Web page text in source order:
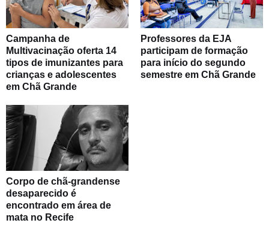
Campanha de
Multivacinação oferta 14
tipos de imunizantes para
crianças e adolescentes
em Chã Grande
Professores da EJA
participam de formação
para início do segundo
semestre em Chã Grande
Corpo de chã-grandense
desaparecido é
encontrado em área de
mata no Recife